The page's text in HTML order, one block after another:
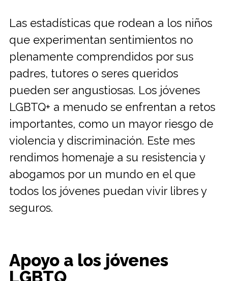
Las estadísticas que rodean a los niños
que experimentan sentimientos no
plenamente comprendidos por sus
padres, tutores o seres queridos
pueden ser angustiosas. Los jóvenes
LGBTQ+ a menudo se enfrentan a retos
importantes, como un mayor riesgo de
violencia y discriminación. Este mes
rendimos homenaje a su resistencia y
abogamos por un mundo en el que
todos los jóvenes puedan vivir libres y
seguros.
Apoyo a los jóvenes